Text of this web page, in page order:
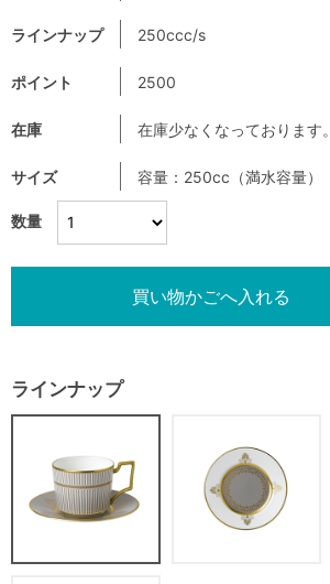
数量
ラインナップ 250ccc/s
ポイント 2500
在庫 在庫少なくなっております。
サイズ 容量：250cc（満水容量）
ラインナップ